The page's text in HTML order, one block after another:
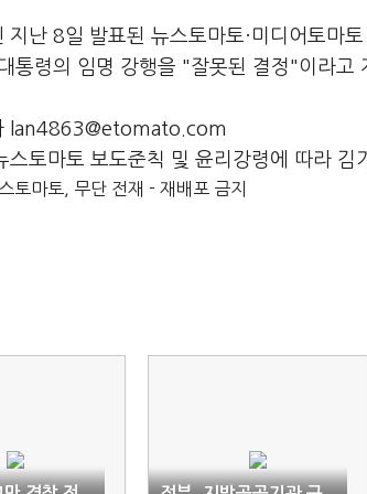
지난 8일 발표된 뉴스토마토·미디어토
통령의 임명 강행을 "잘못된 결정"이라
lan4863@etomato.com
스토마토 보도준칙 및 윤리강령에 따라 김
토마토, 무단 전재 - 재배포 금지